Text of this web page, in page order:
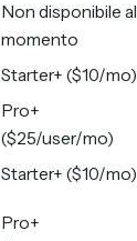
Non disponibile al
momento
Starter+ ($10/mo)
Pro+
($25/user/mo)
Starter+ ($10/mo)
Pro+